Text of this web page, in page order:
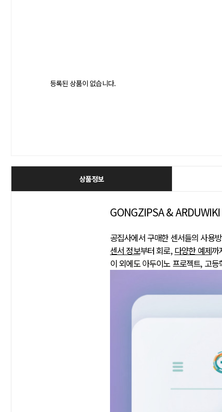
등록된 상품이 없습니다.
상품정보
GONGZIPSA & ARDUWIKI
공집사에서 구매한 센서들의 사용
센서 정보부터 회로, 다양한 예제까
이 외에도 아두이노 프로젝트, 고